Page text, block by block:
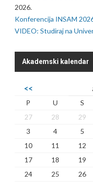
2026.
Konferencija INSAM
VIDEO: Studiraj na
Akademski kalendar
<<
P U S
27
28 29
3
4 5
10
11 12
17
18 19
24
25 26